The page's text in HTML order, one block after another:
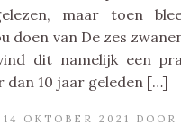
maar toen
doen van De zes
dit namelijk een
dan 10 jaar geleden […]
OKTOBER 2021 DOOR